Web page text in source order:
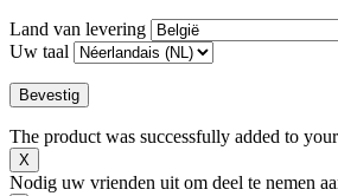
Land van levering
Uw taal
Bevestig
The product was successfully added to
X
Nodig uw vrienden uit om deel te nemen